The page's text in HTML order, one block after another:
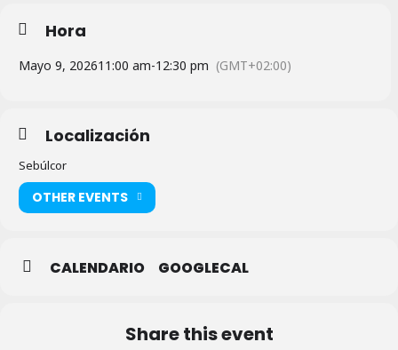
Hora
Mayo 9, 202611:00 am-12:30 pm (GMT+02:00)
Localización
Sebúlcor
OTHER EVENTS
CALENDARIO GOOGLECAL
Share this event